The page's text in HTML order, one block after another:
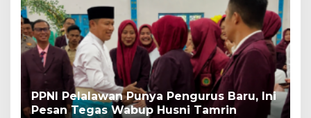
PPNI Pelalawan Punya Pengurus Baru, Ini
Pesan Tegas Wabup Husni Tamrin